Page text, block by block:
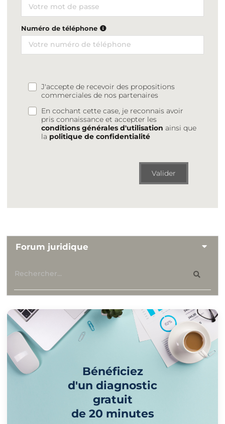
Numéro de téléphone
J'accepte de recevoir des propositions
commerciales de nos partenaires
En cochant cette case, je reconnais avoir
pris connaissance et accepter les
conditions générales d'utilisation ainsi que
la politique de confidentialité
Valider
Forum juridique
Bénéficiez
d'un diagnostic
gratuit
de 20 minutes